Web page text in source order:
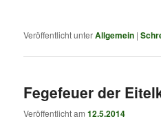
Veröffentlicht unterAllgemein |
Fegefeuer der
Veröffentlicht am12.5.2014